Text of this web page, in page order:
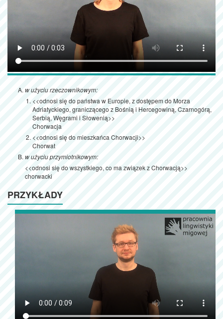
w użyciu rzeczownikowym:
<<odnosi się do państwa w Europie, z dostępem do Morza
Adriatyckiego, graniczącego z Bośnią i Hercegowiną, Czarnogórą,
Serbią, Węgrami i Słowenią>>
Chorwacja
<<odnosi się do mieszkańca Chorwacji>>
Chorwat
w użyciu przymiotnikowym:
<<odnosi się do wszystkiego, co ma związek z Chorwacją>>
chorwacki
PRZYKŁADY